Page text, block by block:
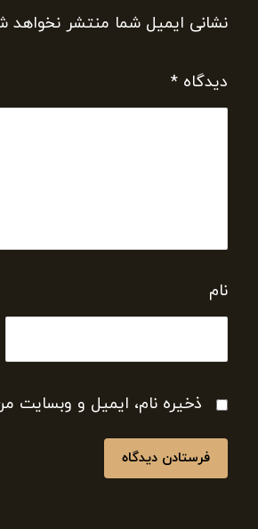
نشانی ایمیل شما منتشر نخواهد
دیدگاه *
نام
ذخیره نام، ایمیل و وبسایت
فرستادن دیدگاه